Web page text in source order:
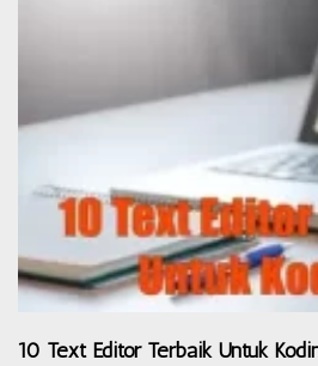
10 Text Editor Terbaik Untuk